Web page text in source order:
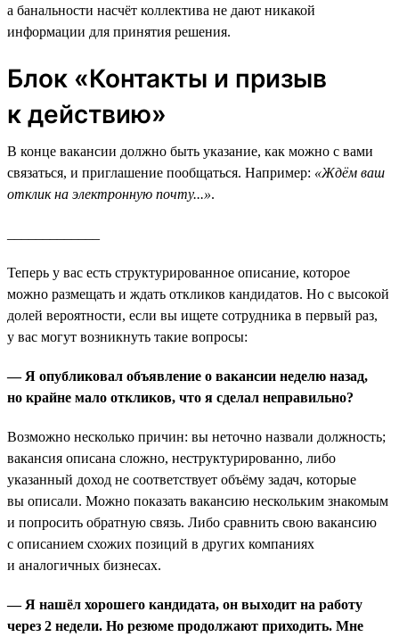
а банальности насчёт коллектива не дают никакой
информации для принятия решения.
Блок «Контакты и призыв
к действию»
В конце вакансии должно быть указание, как можно с вами
связаться, и приглашение пообщаться. Например: «Ждём ваш
отклик на электронную почту...».
Теперь у вас есть структурированное описание, которое
можно размещать и ждать откликов кандидатов. Но с высокой
долей вероятности, если вы ищете сотрудника в первый раз,
у вас могут возникнуть такие вопросы:
— Я опубликовал объявление о вакансии неделю назад,
но крайне мало откликов, что я сделал неправильно?
Возможно несколько причин: вы неточно назвали должность;
вакансия описана сложно, неструктурированно, либо
указанный доход не соответствует объёму задач, которые
вы описали. Можно показать вакансию нескольким знакомым
и попросить обратную связь. Либо сравнить свою вакансию
с описанием схожих позиций в других компаниях
и аналогичных бизнесах.
— Я нашёл хорошего кандидата, он выходит на работу
через 2 недели. Но резюме продолжают приходить. Мне